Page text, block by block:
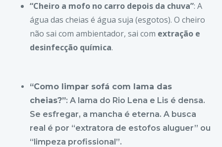
“Cheiro a mofo no carro depois da chuva”: A
água das cheias é água suja (esgotos). O cheiro
não sai com ambientador, sai com extração e
desinfecção química.
“Como limpar sofá com lama das
cheias?”: A lama do Rio Lena e Lis é densa.
Se esfregar, a mancha é eterna. A busca
real é por “extratora de estofos aluguer” ou
“limpeza profissional”.